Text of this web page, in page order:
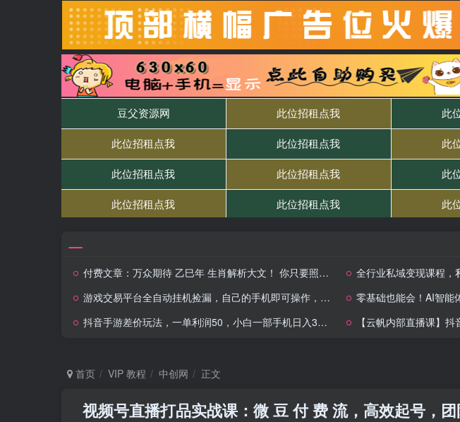
付费文章：万众期待 乙巳年 生肖解析大文！ 你只要照着做，一整年都会财福顺利 (超细节整理) 全行业私域变现课程，
游戏交易平台全自动挂机捡漏，自己的手机即可操作，当天操作当天见到结…
零基础也能会！AI智能体实战
抖音手游差价玩法，一单利润50，小白一部手机日入3000+
【云帆内部直播课】抖音工
首页 VIP 教程 中创网 正文
视频号直播打品实战课：微 豆 付 费 流，高效起号，